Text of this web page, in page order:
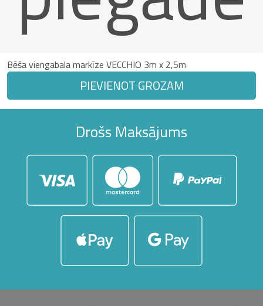
Bēša viengabala markīze VECCHIO 3m x 2,5m
PIEVIENOT GROZAM
Drošs Maksājums